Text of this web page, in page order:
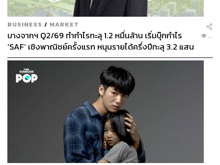
BUSINESS / MARKET
บางจากฯ Q2/69 ทำกำไรทะลุ 1.2 หมื่นล้าน เริ่มบุ๊กกำไร
‘SAF’ เชิงพาณิชย์ครั้งแรก หนุนรายได้ครึ่งปีทะลุ 3.2 แสน
ล้าน
...